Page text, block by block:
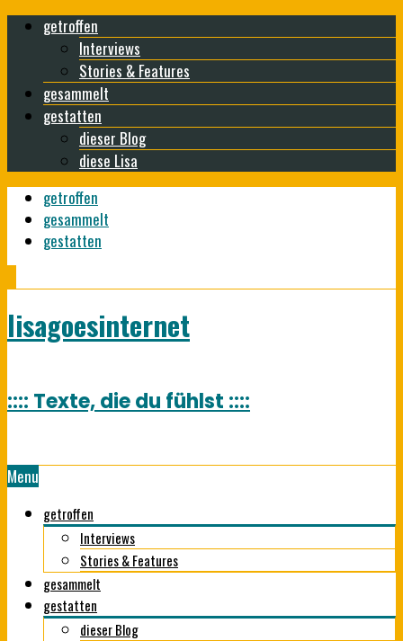
getroffen
Interviews
Stories & Features
gesammelt
gestatten
dieser Blog
diese Lisa
getroffen
gesammelt
gestatten
lisagoesinternet
:::: Texte, die du fühlst ::::
Menu
getroffen
Interviews
Stories & Features
gesammelt
gestatten
dieser Blog